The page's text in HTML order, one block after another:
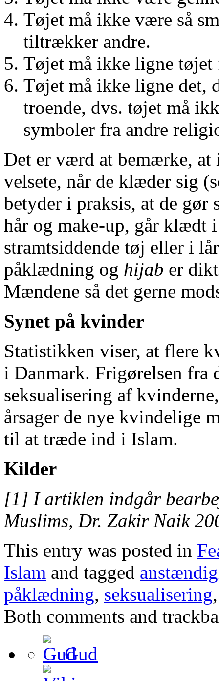
Tøjet må ikke være så
tiltrækker andre.
Tøjet må ikke ligne tøjet
Tøjet må ikke ligne det,
troende, dvs. tøjet må
symboler fra andre
Det er værd at bemærke,
velsete, når de klæder sig
betyder i praksis, at de gør
hår og make-up, går klædt
stramtsiddende tøj eller i
påklædning og hijab er
Mændene så det gerne
Synet på kvinder
Statistikken viser, at flere
i Danmark. Frigørelsen fra
seksualisering af
årsager de nye kvindelige
til at træde ind i Islam.
Kilder
[1] I artiklen indgår
Muslims, Dr. Zakir Naik
This entry was posted in
Islam and tagged
påklædning, seksualisering
Both comments and
Gud